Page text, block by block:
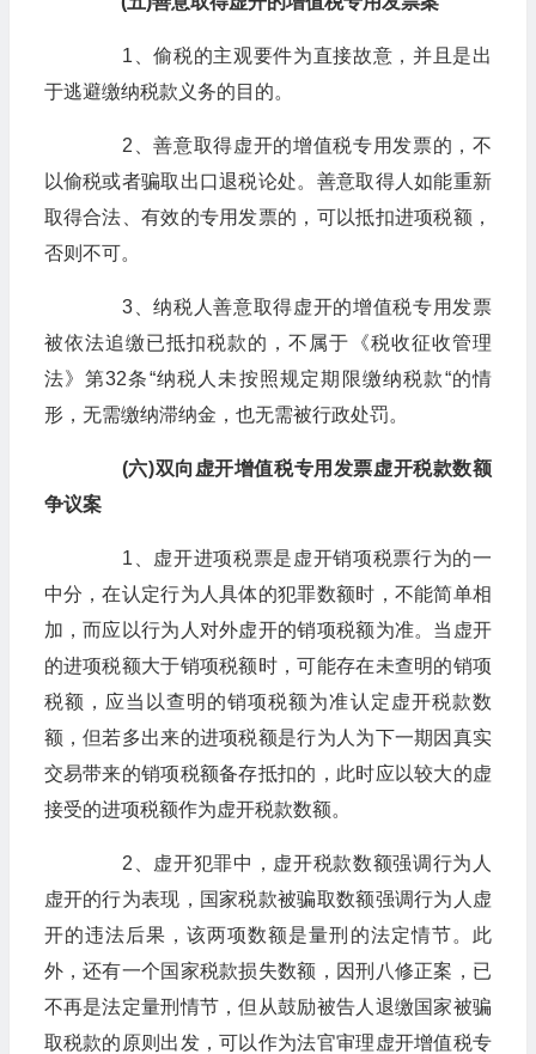
1、偷税的主观要件为直接故意，并且是出
于逃避缴纳税款义务的目的。
2、善意取得虚开的增值税专用发票的，不
以偷税或者骗取出口退税论处。善意取得人如能重新
取得合法、有效的专用发票的，可以抵扣进项税额，
否则不可。
3、纳税人善意取得虚开的增值税专用发票
被依法追缴已抵扣税款的，不属于《税收征收管理
法》第32条“纳税人未按照规定期限缴纳税款“的情
形，无需缴纳滞纳金，也无需被行政处罚。
(六)双向虚开增值税专用发票虚开税款数额
争议案
1、虚开进项税票是虚开销项税票行为的一
中分，在认定行为人具体的犯罪数额时，不能简单相
加，而应以行为人对外虚开的销项税额为准。当虚开
的进项税额大于销项税额时，可能存在未查明的销项
税额，应当以查明的销项税额为准认定虚开税款数
额，但若多出来的进项税额是行为人为下一期因真实
交易带来的销项税额备存抵扣的，此时应以较大的虚
接受的进项税额作为虚开税款数额。
2、虚开犯罪中，虚开税款数额强调行为人
虚开的行为表现，国家税款被骗取数额强调行为人虚
开的违法后果，该两项数额是量刑的法定情节。此
外，还有一个国家税款损失数额，因刑八修正案，已
不再是法定量刑情节，但从鼓励被告人退缴国家被骗
取税款的原则出发，可以作为法官审理虚开增值税专